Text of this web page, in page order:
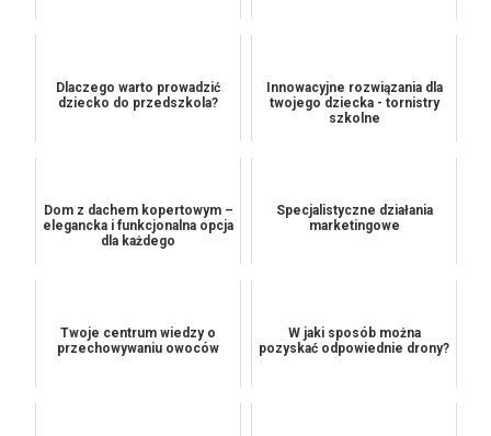
Dlaczego warto prowadzić
dziecko do przedszkola?
Innowacyjne rozwiązania dla
twojego dziecka - tornistry
szkolne
Dom z dachem kopertowym –
elegancka i funkcjonalna opcja
dla każdego
Specjalistyczne działania
marketingowe
Twoje centrum wiedzy o
przechowywaniu owoców
W jaki sposób można
pozyskać odpowiednie drony?